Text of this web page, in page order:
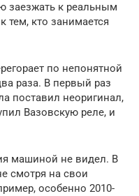
заезжать к реальным
тем, кто занимается
по непонятной
раза. В первый раз
поставил неоригинал,
Вазовскую реле, и
машиной не видел. В
смотря на свои
особенно 2010-